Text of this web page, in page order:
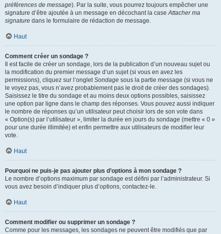
préférences de message). Par la suite, vous pourrez toujours empêcher une
signature d’être ajoutée à un message en décochant la caseAttacher ma
signature dans le formulaire de rédaction de message.
Haut
Comment créer un sondage ?
Il est facile de créer un sondage, lors de la publication d’un nouveau sujet ou
la modification du premier message d’un sujet (si vous en avez les
permissions), cliquez sur l’ongletSondage sous la partie message (si vous ne
le voyez pas, vous n’avez probablement pas le droit de créer des sondages).
Saisissez le titre du sondage et au moins deux options possibles, saisissez
une option par ligne dans le champ des réponses. Vous pouvez aussi indiquer
le nombre de réponses qu’un utilisateur peut choisir lors de son vote dans
« Option(s) par l’utilisateur », limiter la durée en jours du sondage (mettre « 0 »
pour une durée illimitée) et enfin permettre aux utilisateurs de modifier leur
vote.
Haut
Pourquoi ne puis-je pas ajouter plus d’options à mon sondage ?
Le nombre d’options maximum par sondage est défini par l’administrateur. Si
vous avez besoin d’indiquer plus d’options, contactez-le.
Haut
Comment modifier ou supprimer un sondage ?
Comme pour les messages, les sondages ne peuvent être modifiés que par